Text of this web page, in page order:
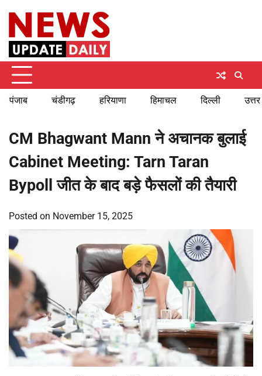
content
पंजाब चंडीगढ़ हरियाणा हिमाचल दिल्ली
CM Bhagwant Mann ने अचानक बुलाई
Cabinet Meeting: Tarn Taran
Bypoll जीत के बाद बड़े फैसलों की तैयारी
Posted on November 15, 2025